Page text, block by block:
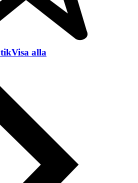
Visa alla